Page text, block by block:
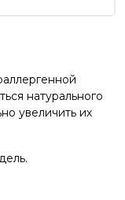
натурального
увеличить их